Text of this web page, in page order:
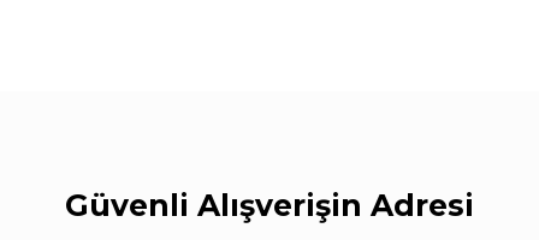
Güvenli Alışverişin Adresi